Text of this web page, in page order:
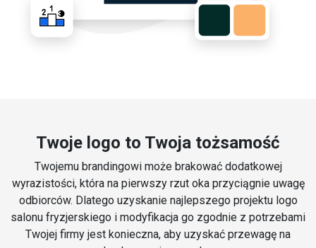
Twoje logo to Twoja tożsamość
Twojemu brandingowi może brakować dodatkowej
wyrazistości, która na pierwszy rzut oka przyciągnie uwagę
odbiorców. Dlatego uzyskanie najlepszego projektu logo
salonu fryzjerskiego i modyfikacja go zgodnie z potrzebami
Twojej firmy jest konieczna, aby uzyskać przewagę na